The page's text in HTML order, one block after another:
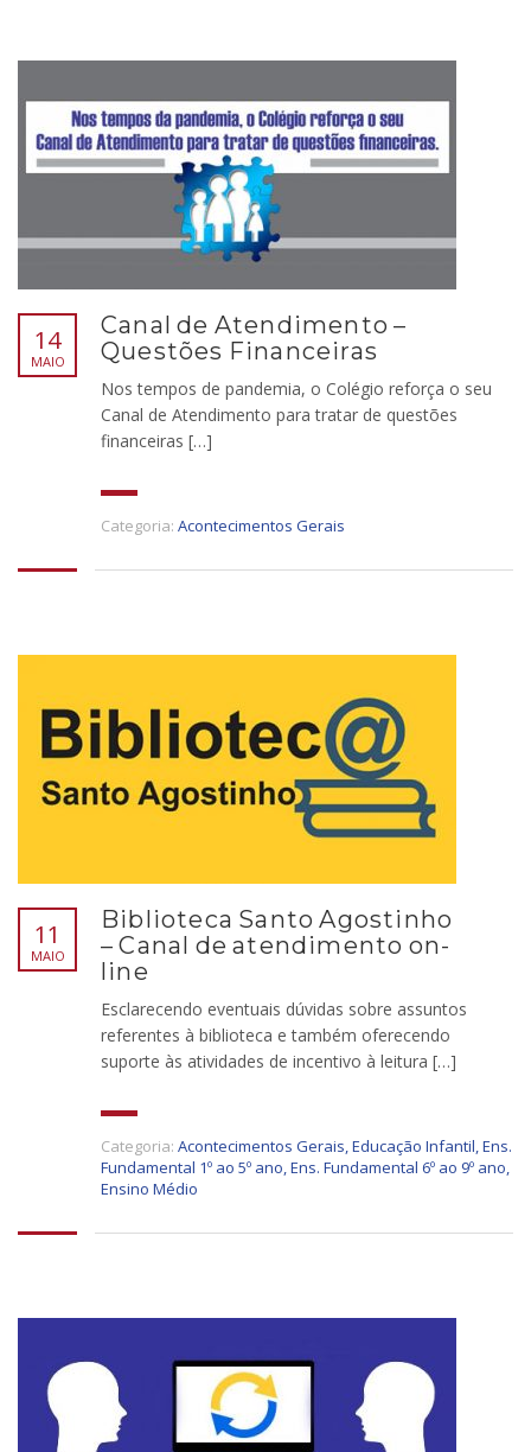
14
MAIO
Canal de Atendimento –
Questões Financeiras
Nos tempos de pandemia, o Colégio reforça o seu
Canal de Atendimento para tratar de questões
financeiras […]
Categoria: Acontecimentos Gerais
11
MAIO
Biblioteca Santo Agostinho
– Canal de atendimento on-
line
Esclarecendo eventuais dúvidas sobre assuntos
referentes à biblioteca e também oferecendo
suporte às atividades de incentivo à leitura […]
Categoria: Acontecimentos Gerais,Educação Infantil,Ens.
Fundamental 1º ao 5º ano,Ens. Fundamental 6º ao 9º ano,
Ensino Médio